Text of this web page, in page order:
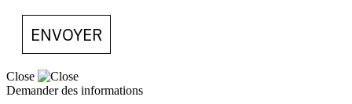
ENVOYER
Close
Demander des informations